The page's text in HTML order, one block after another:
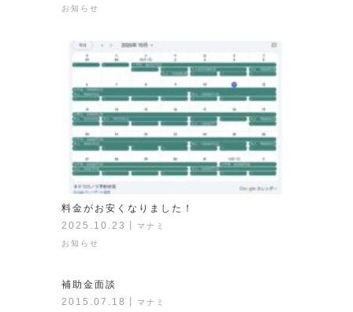
お知らせ
料金がお安くなりました！
2025.10.23
マナミ
お知らせ
補助金面談
2015.07.18
マナミ